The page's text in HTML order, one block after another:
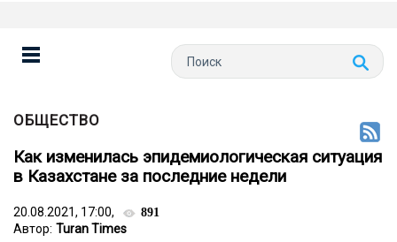
ОБЩЕСТВО
Как изменилась эпидемиологическая ситуация
в Казахстане за последние недели
20.08.2021, 17:00, 891
Автор: Turan Times